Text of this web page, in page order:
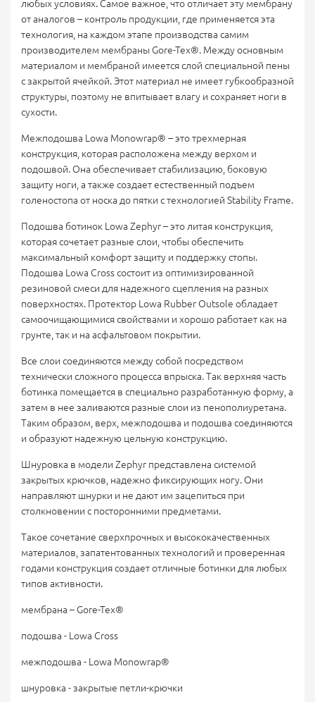
любых условиях. Самое важное, что отличает эту мембрану
от аналогов – контроль продукции, где применяется эта
технология, на каждом этапе производства самим
производителем мембраны Gore-Tex®. Между основным
материалом и мембраной имеется слой специальной пены
с закрытой ячейкой. Этот материал не имеет губкообразной
структуры, поэтому не впитывает влагу и сохраняет ноги в
сухости.
Межподошва Lowa Monowrap® – это трехмерная
конструкция, которая расположена между верхом и
подошвой. Она обеспечивает стабилизацию, боковую
защиту ноги, а также создает естественный подъем
голеностопа от носка до пятки с технологией Stability Frame.
Подошва ботинок Lowa Zephyr – это литая конструкция,
которая сочетает разные слои, чтобы обеспечить
максимальный комфорт защиту и поддержку стопы.
Подошва Lowa Cross состоит из оптимизированной
резиновой смеси для надежного сцепления на разных
поверхностях. Протектор Lowa Rubber Outsole обладает
самоочищающимися свойствами и хорошо работает как на
грунте, так и на асфальтовом покрытии.
Все слои соединяются между собой посредством
технически сложного процесса впрыска. Так верхняя часть
ботинка помещается в специально разработанную форму, а
затем в нее заливаются разные слои из пенополиуретана.
Таким образом, верх, межподошва и подошва соединяются
и образуют надежную цельную конструкцию.
Шнуровка в модели Zephyr представлена системой
закрытых крючков, надежно фиксирующих ногу. Они
направляют шнурки и не дают им зацепиться при
столкновении с посторонними предметами.
Такое сочетание сверхпрочных и высококачественных
материалов, запатентованных технологий и проверенная
годами конструкция создает отличные ботинки для любых
типов активности.
мембрана – Gore-Tex®
подошва - Lowa Cross
межподошва - Lowa Monowrap®
шнуровка - закрытые петли-крючки